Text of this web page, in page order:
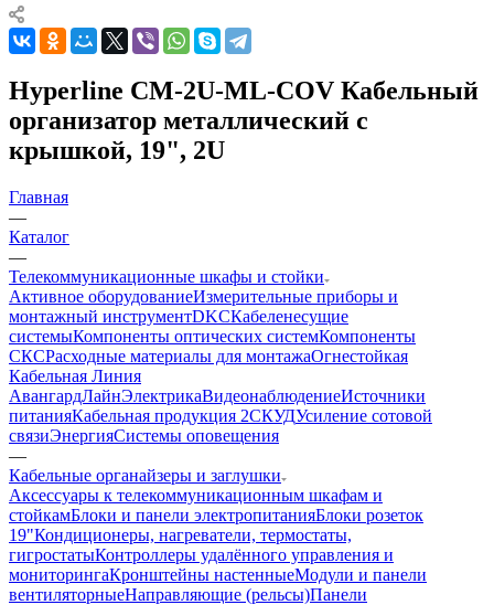
Hyperline CM-2U-ML-COV Кабельный
организатор металлический с
крышкой, 19", 2U
Главная
—
Каталог
—
Телекоммуникационные шкафы и стойки
Активное оборудованиеИзмерительные приборы и
монтажный инструментDKCКабеленесущие
системыКомпоненты оптических системКомпоненты
СКСРасходные материалы для монтажаОгнестойкая
Кабельная Линия
АвангардЛайнЭлектрикаВидеонаблюдениеИсточники
питанияКабельная продукция 2СКУДУсиление сотовой
связиЭнергияСистемы оповещения
—
Кабельные органайзеры и заглушки
Аксессуары к телекоммуникационным шкафам и
стойкамБлоки и панели электропитанияБлоки розеток
19"Кондиционеры, нагреватели, термостаты,
гигростатыКонтроллеры удалённого управления и
мониторингаКронштейны настенныеМодули и панели
вентиляторныеНаправляющие (рельсы)Панели